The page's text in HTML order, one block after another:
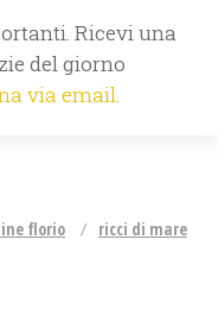
Ricevi una
del giorno
via email.
florio
ricci di mare